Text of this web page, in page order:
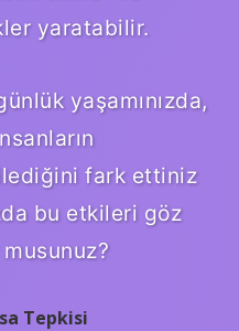
yaratabilir.
yaşamınızda,
fark ettiniz
bu etkileri göz
Tepkisi